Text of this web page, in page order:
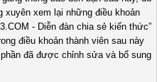
xuyên xem lại những điều khoản
- Diễn đàn chia sẻ kiến thức”
điều khoản thành viên sau này
đã được chỉnh sửa và bổ sung